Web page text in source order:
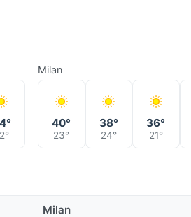
Milan
40°
23°
38°
24°
36°
21°
Milan